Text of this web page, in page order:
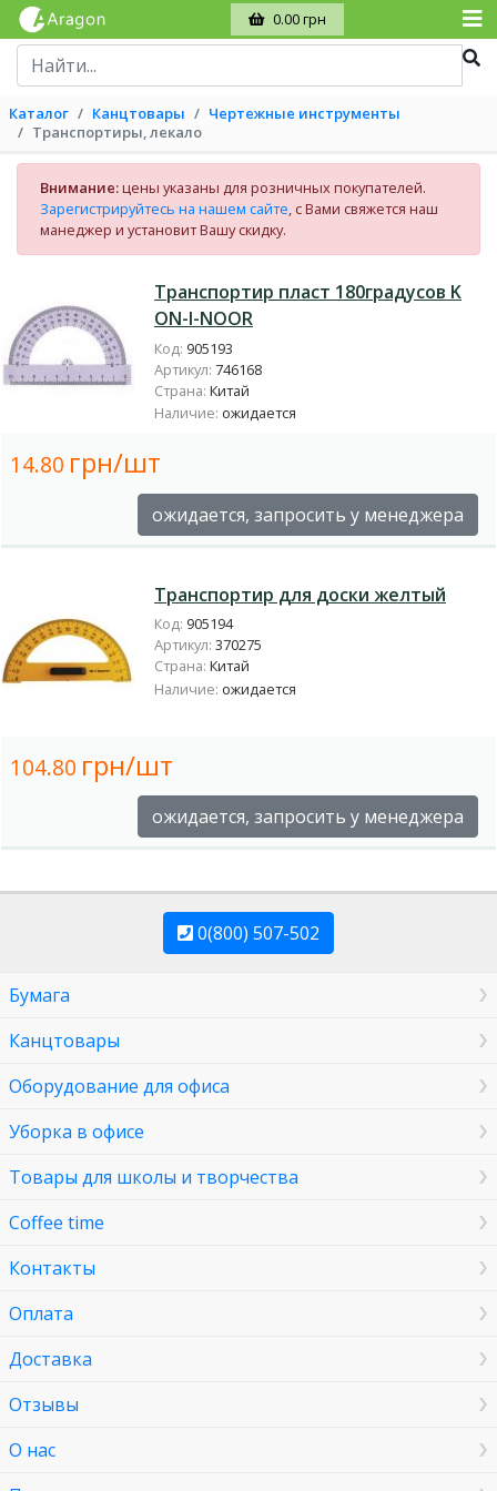
0.00 грн
Каталог Канцтовары
Чертежные инструменты
Транспортиры, лекало
Внимание:цены указаны для розничных покупателей.
Зарегистрируйтесь на нашем сайте, с Вами свяжется наш
манеджер и установит Вашу скидку.
Транспортир пласт 180градусов K
ON-I-NOOR
Код: 905193
Артикул: 746168
Страна: Китай
Наличие: ожидается
14.80 грн/шт
ожидается, запросить у менеджера
Транспортир для доски желтый
Код: 905194
Артикул: 370275
Страна: Китай
Наличие: ожидается
104.80 грн/шт
ожидается, запросить у менеджера
0(800) 507-502
Бумага
Канцтовары
Оборудование для офиса
Уборка в офисе
Товары для школы и творчества
Coffee time
Контакты
Оплата
Доставка
Отзывы
О нас